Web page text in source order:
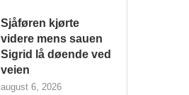
Sjåføren kjørte
videre mens sauen
Sigrid lå døende ved
veien
august 6, 2026